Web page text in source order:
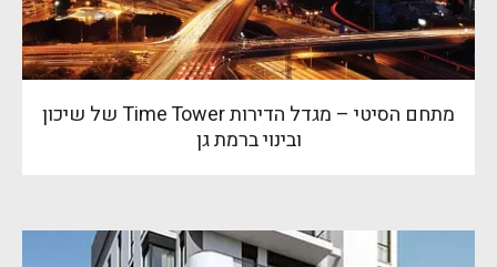
מתחם הסיטי – מגדל הדירות Time Tower של שיכון
ובינוי ברמת גן